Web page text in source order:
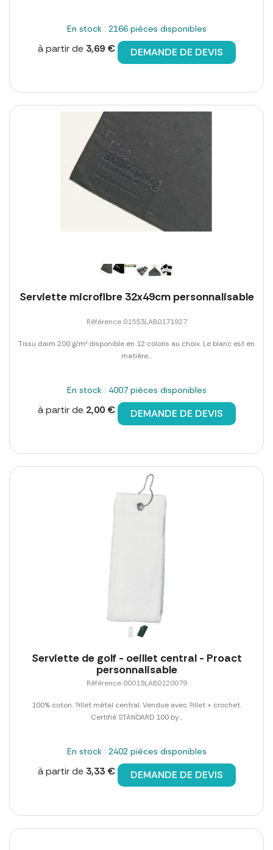
En stock : 2166 pièces disponibles
à partir de 3,69 € DEMANDE DE DEVIS
Serviette microfibre 32x49cm personnalisable
Référence 01553LAB0171927
Tissu daim 200 g/m² disponible en 12 coloris au choix. Le blanc est en
matière...
En stock : 4007 pièces disponibles
à partir de 2,00 € DEMANDE DE DEVIS
Serviette de golf - oeillet central - Proact
personnalisable
Référence 00015LAB0120079
100% coton. ?illet métal central. Vendue avec ?illet + crochet.
Certifié STANDARD 100 by...
En stock : 2402 pièces disponibles
à partir de 3,33 € DEMANDE DE DEVIS